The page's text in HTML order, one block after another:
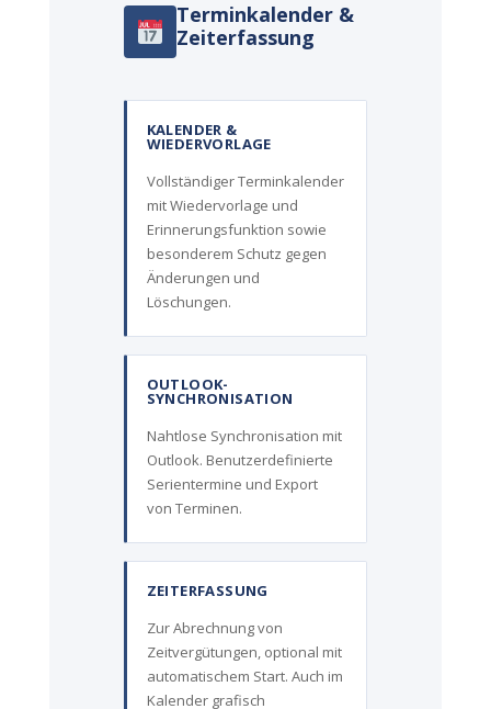
Terminkalender &
Zeiterfassung
KALENDER &
WIEDERVORLAGE
Vollständiger Terminkalender
mit Wiedervorlage und
Erinnerungsfunktion sowie
besonderem Schutz gegen
Änderungen und
Löschungen.
OUTLOOK-
SYNCHRONISATION
Nahtlose Synchronisation mit
Outlook. Benutzerdefinierte
Serientermine und Export
von Terminen.
ZEITERFASSUNG
Zur Abrechnung von
Zeitvergütungen, optional mit
automatischem Start. Auch im
Kalender grafisch